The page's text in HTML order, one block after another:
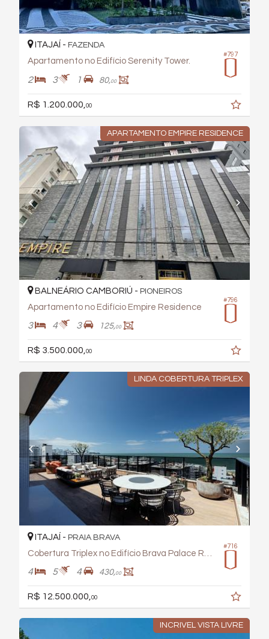
#797
ITAJAÍ - FAZENDA
Apartamento no Edifício Serenity Tower.
2 3 1 80,00
R$ 1.200.000, 00
APARTAMENTO EMPIRE RESIDENCE
#796
BALNEÁRIO CAMBORIÚ - PIONEIROS
Apartamento no Edifício Empire Residence
3 4 3 125,00
R$ 3.500.000,00
LINDA COBERTURA TRIPLEX
#716
ITAJAÍ - PRAIA BRAVA
4 5 4 430,00
R$ 12.500.000, 00
INCRIVEL VISTA LIVRE